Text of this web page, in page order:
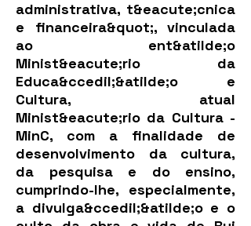
administrativa, t&eacute;cnica
e financeira&quot;, vinculada
ao ent&atilde;o
Minist&eacute;rio da
Educa&ccedil;&atilde;o e
Cultura, atual
Minist&eacute;rio da Cultura -
MinC, com a finalidade de
desenvolvimento da cultura,
da pesquisa e do ensino,
cumprindo-lhe, especialmente,
a divulga&ccedil;&atilde;o e o